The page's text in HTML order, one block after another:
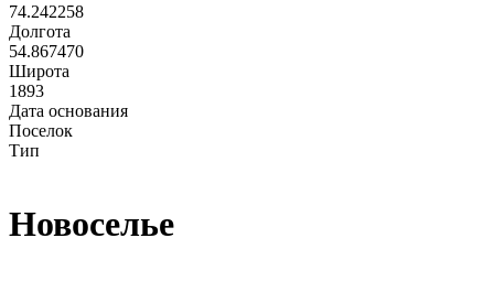
74.242258
Долгота
54.867470
Широта
1893
Дата основания
Поселок
Тип
Новоселье